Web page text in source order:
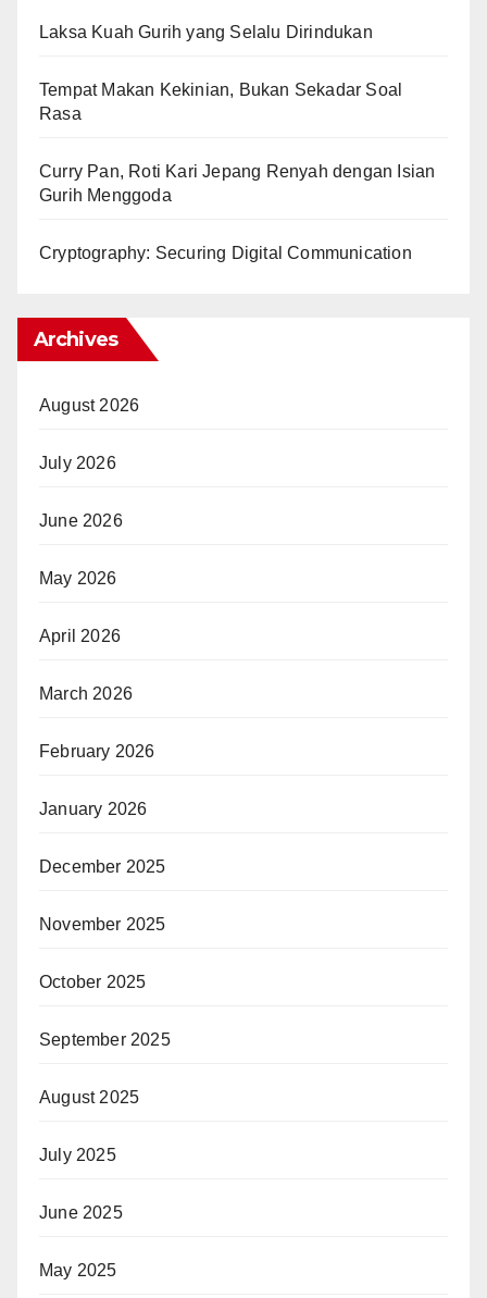
Laksa Kuah Gurih yang Selalu Dirindukan
Tempat Makan Kekinian, Bukan Sekadar Soal
Rasa
Curry Pan, Roti Kari Jepang Renyah dengan Isian
Gurih Menggoda
Cryptography: Securing Digital Communication
Archives
August 2026
July 2026
June 2026
May 2026
April 2026
March 2026
February 2026
January 2026
December 2025
November 2025
October 2025
September 2025
August 2025
July 2025
June 2025
May 2025